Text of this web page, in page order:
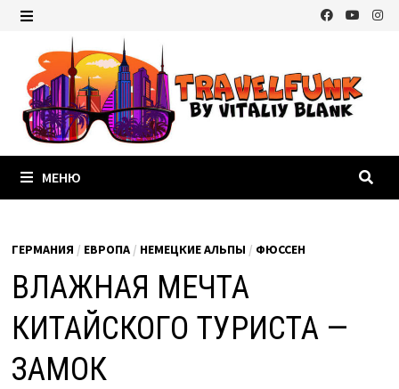
Перейти
содержимому
МЕНЮ
ГЕРМАНИЯ / ЕВРОПА / НЕМЕЦКИЕ АЛЬПЫ / ФЮССЕН
ВЛАЖНАЯ МЕЧТА
КИТАЙСКОГО ТУРИСТА —
ЗАМОК